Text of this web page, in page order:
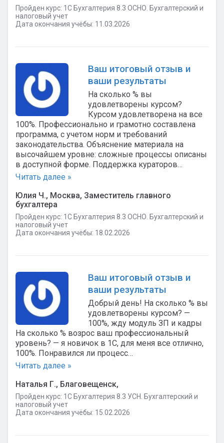
Пройден курс: 1C Бухгалтерия 8.3 ОСНО. Бухгалтерский и
налоговый учет
Дата окончания учёбы: 11.03.2026
Ваш итоговый отзыв и
ваши результаты
На сколько % вы
удовлетворены курсом?
Курсом удовлетворена на все
100%. Профессионально и грамотно составлена
программа, с учетом норм и требований
законодательства. Объяснение материала на
высочайшем уровне: сложные процессы описаны
в доступной форме. Поддержка кураторов…
Читать далее »
Юлия Ч., Москва, Заместитель главного
бухгалтера
Пройден курс: 1C Бухгалтерия 8.3 ОСНО. Бухгалтерский и
налоговый учет
Дата окончания учёбы: 18.02.2026
Ваш итоговый отзыв и
ваши результаты
Добрый день! На сколько % вы
удовлетворены курсом? —
100%, жду модуль ЗП и кадры
На сколько % возрос ваш профессиональный
уровень? — я новичок в 1С, для меня все отлично,
100%. Понравился ли процесс…
Читать далее »
Наталья Г., Благовещенск,
Пройден курс: 1C Бухгалтерия 8.3 УСН. Бухгалтерский и
налоговый учет
Дата окончания учёбы: 15.02.2026